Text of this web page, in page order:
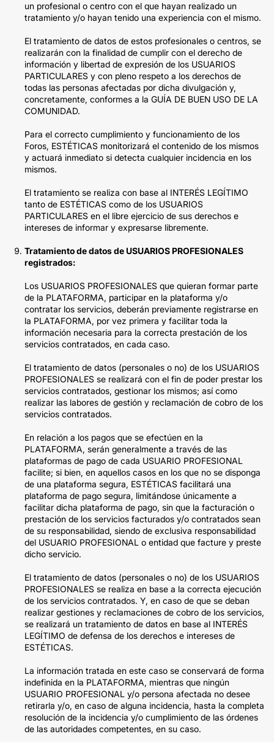
un profesional o centro con el que hayan realizado un
tratamiento y/o hayan tenido una experiencia con el mismo.
El tratamiento de datos de estos profesionales o centros, se
realizarán con la finalidad de cumplir con el derecho de
información y libertad de expresión de los USUARIOS
PARTICULARES y con pleno respeto a los derechos de
todas las personas afectadas por dicha divulgación y,
concretamente, conformes a la GUÍA DE BUEN USO DE LA
COMUNIDAD.
Para el correcto cumplimiento y funcionamiento de los
Foros, ESTÉTICAS monitorizará el contenido de los mismos
y actuará inmediato si detecta cualquier incidencia en los
mismos.
El tratamiento se realiza con base al INTERÉS LEGÍTIMO
tanto de ESTÉTICAS como de los USUARIOS
PARTICULARES en el libre ejercicio de sus derechos e
intereses de informar y expresarse libremente.
Tratamiento de datos de USUARIOS PROFESIONALES
registrados:
Los USUARIOS PROFESIONALES que quieran formar parte
de la PLATAFORMA, participar en la plataforma y/o
contratar los servicios, deberán previamente registrarse en
la PLATAFORMA, por vez primera y facilitar toda la
información necesaria para la correcta prestación de los
servicios contratados, en cada caso.
El tratamiento de datos (personales o no) de los USUARIOS
PROFESIONALES se realizará con el fin de poder prestar los
servicios contratados, gestionar los mismos; así como
realizar las labores de gestión y reclamación de cobro de los
servicios contratados.
En relación a los pagos que se efectúen en la
PLATAFORMA, serán generalmente a través de las
plataformas de pago de cada USUARIO PROFESIONAL
facilite; si bien, en aquellos casos en los que no se disponga
de una plataforma segura, ESTÉTICAS facilitará una
plataforma de pago segura, limitándose únicamente a
facilitar dicha plataforma de pago, sin que la facturación o
prestación de los servicios facturados y/o contratados sean
de su responsabilidad, siendo de exclusiva responsabilidad
del USUARIO PROFESIONAL o entidad que facture y preste
dicho servicio.
El tratamiento de datos (personales o no) de los USUARIOS
PROFESIONALES se realiza en base a la correcta ejecución
de los servicios contratados. Y, en caso de que se deban
realizar gestiones y reclamaciones de cobro de los servicios,
se realizará un tratamiento de datos en base al INTERÉS
LEGÍTIMO de defensa de los derechos e intereses de
ESTÉTICAS.
La información tratada en este caso se conservará de forma
indefinida en la PLATAFORMA, mientras que ningún
USUARIO PROFESIONAL y/o persona afectada no desee
retirarla y/o, en caso de alguna incidencia, hasta la completa
resolución de la incidencia y/o cumplimiento de las órdenes
de las autoridades competentes, en su caso.